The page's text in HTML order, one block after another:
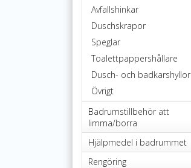
Avfallshinkar
Duschskrapor
Speglar
Toalettpappershållare
Dusch- och badkarshyllor
Övrigt
Badrumstillbehör att
limma/borra
Hjälpmedel i badrummet
Rengöring